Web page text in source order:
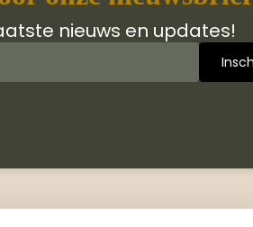
nieuws en updates!